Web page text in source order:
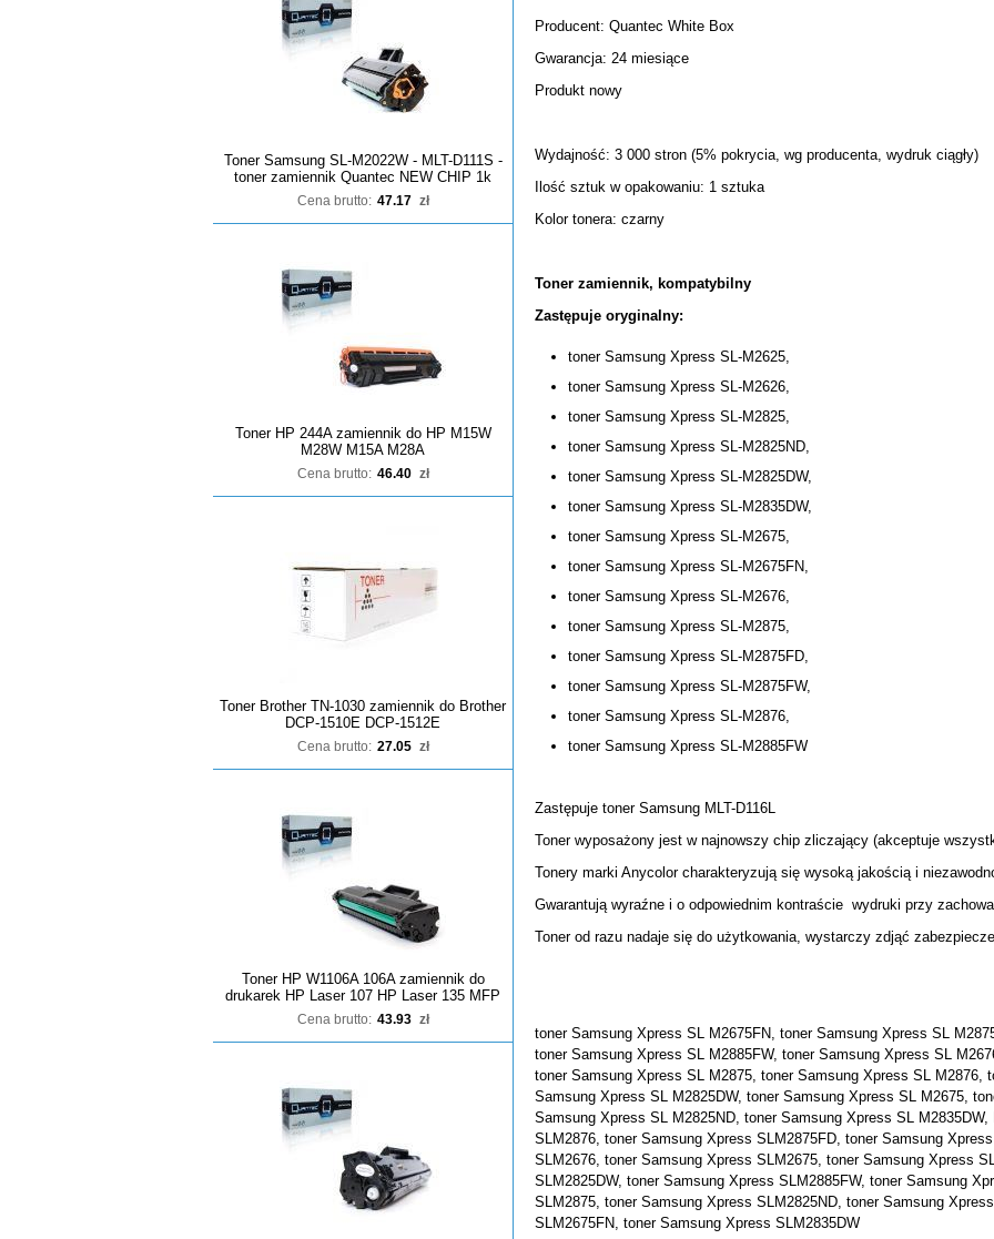
Toner Samsung SL-M2022W - MLT-D111S -
toner zamiennik Quantec NEW CHIP 1k
Cena brutto: 47.17 zł
Toner HP 244A zamiennik do HP M15W
M28W M15A M28A
Cena brutto: 46.40 zł
Toner Brother TN-1030 zamiennik do Brother
DCP-1510E DCP-1512E
Cena brutto: 27.05 zł
Toner HP W1106A 106A zamiennik do
drukarek HP Laser 107 HP Laser 135 MFP
Cena brutto: 43.93 zł
Producent: Quantec White Box
Gwarancja: 24 miesiące
Produkt nowy
Wydajność: 3 000 stron (5% pokrycia, wg producenta, wydruk ciągły)
Ilość sztuk w opakowaniu: 1 sztuka
Kolor tonera: czarny
Toner zamiennik, kompatybilny
Zastępuje oryginalny:
toner Samsung Xpress SL-M2625,
toner Samsung Xpress SL-M2626,
toner Samsung Xpress SL-M2825,
toner Samsung Xpress SL-M2825ND,
toner Samsung Xpress SL-M2825DW,
toner Samsung Xpress SL-M2835DW,
toner Samsung Xpress SL-M2675,
toner Samsung Xpress SL-M2675FN,
toner Samsung Xpress SL-M2676,
toner Samsung Xpress SL-M2875,
toner Samsung Xpress SL-M2875FD,
toner Samsung Xpress SL-M2875FW,
toner Samsung Xpress SL-M2876,
toner Samsung Xpress SL-M2885FW
Zastępuje toner Samsung MLT-D116L
Toner wyposażony jest w najnowszy chip zliczający (akceptuje
Tonery marki Anycolor charakteryzują się wysoką jakością i
Gwarantują wyraźne i o odpowiednim kontraście wydruki przy
Toner od razu nadaje się do użytkowania, wystarczy zdjąć
toner Samsung Xpress SL M2675FN, toner Samsung Xpress SL
toner Samsung Xpress SL M2885FW, toner Samsung Xpress SL
toner Samsung Xpress SL M2875, toner Samsung Xpress SL M2876,
Samsung Xpress SL M2825DW, toner Samsung Xpress SL M2675,
Samsung Xpress SL M2825ND, toner Samsung Xpress SL
SLM2876, toner Samsung Xpress SLM2875FD, toner Samsung
SLM2676, toner Samsung Xpress SLM2675, toner Samsung Xpress
SLM2825DW, toner Samsung Xpress SLM2885FW, toner Samsung
SLM2875, toner Samsung Xpress SLM2825ND, toner Samsung
SLM2675FN, toner Samsung Xpress SLM2835DW